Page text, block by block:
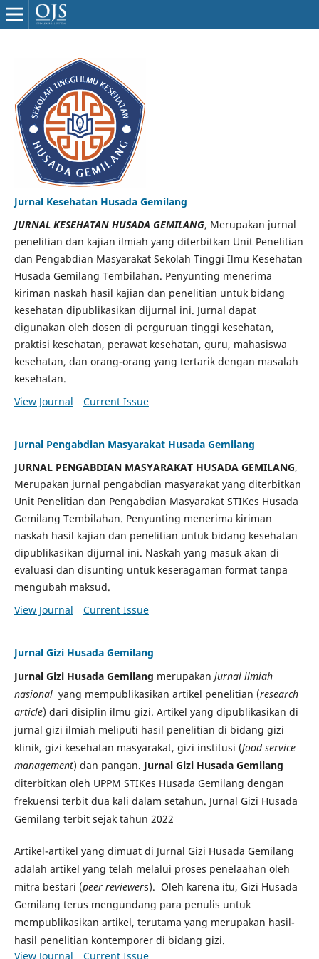
Jurnal Kesehatan Husada Gemilang
JURNAL KESEHATAN HUSADA GEMILANG, Merupakan jurnal
penelitian dan kajian ilmiah yang diterbitkan Unit Penelitian
dan Pengabdian Masyarakat Sekolah Tinggi Ilmu Kesehatan
Husada Gemilang Tembilahan. Penyunting menerima
kiriman naskah hasil kajian dan penelitian untuk bidang
kesehatan dipublikasikan dijurnal ini. Jurnal dapat
digunakan oleh dosen di perguruan tinggi kesehatan,
praktisi kesehatan, perawat kesehatan, guru, mahasiswa
kesehatan, dan orang-orang yang tertarik dengan masalah
kesehatan.
View Journal
Current Issue
Jurnal Pengabdian Masyarakat Husada Gemilang
JURNAL PENGABDIAN MASYARAKAT HUSADA GEMILANG,
Merupakan jurnal pengabdian masyarakat yang diterbitkan
Unit Penelitian dan Pengabdian Masyarakat STIKes Husada
Gemilang Tembilahan. Penyunting menerima kiriman
naskah hasil kajian dan penelitian untuk bidang kesehatan
dipublikasikan dijurnal ini. Naskah yang masuk akan di
evaluasi dan disunting untuk keseragaman format tanpa
mengubah maksud.
View Journal
Current Issue
Jurnal Gizi Husada Gemilang
Jurnal Gizi Husada Gemilang merupakan jurnal ilmiah
nasionalyang mempublikasikan artikel penelitian (research
article) dari disiplin ilmu gizi. Artikel yang dipublikasikan di
jurnal gizi ilmiah meliputi hasil penelitian di bidang gizi
klinik, gizi kesehatan masyarakat, gizi institusi (food service
management) dan pangan. Jurnal Gizi Husada Gemilang
diterbitkan oleh UPPM STIKes Husada Gemilang dengan
frekuensi terbit dua kali dalam setahun. Jurnal Gizi Husada
Gemilang terbit sejak tahun 2022
Artikel-artikel yang dimuat di Jurnal Gizi Husada Gemilang
adalah artikel yang telah melalui proses penelaahan oleh
mitra bestari (peer reviewers). Oleh karena itu, Gizi Husada
Gemilang terus mengundang para penulis untuk
mempublikasikan artikel, terutama yang merupakan hasil-
hasil penelitian kontemporer di bidang gizi.
View Journal
Current Issue